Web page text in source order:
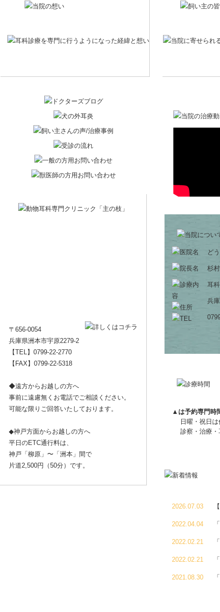
ど
杉
耳
兵
▲は予約専門時
日曜・祝日
診察・治療
2026.07.03
2022.04.04
2022.02.21
2022.02.21
2021.08.30
〒656-0054
兵庫県洲本市宇原2279-2
【TEL】 0799-22-2770
【FAX】0799-22-5318
◆遠方からお越しの方へ
事前に遠慮無くお電話でご相談ください。
可能な限りご回答いたしております。
◆神戸方面からお越しの方へ
平日のETC通行料は、
神戸「柳原」〜「洲本」間で
片道2,500円（50分）です。